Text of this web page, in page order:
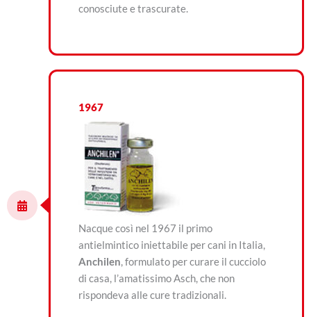
conosciute e trascurate.
1967
Nacque così nel 1967 il primo
antielmintico iniettabile per cani in Italia,
Anchilen, formulato per curare il cucciolo
di casa, l’amatissimo Asch, che non
rispondeva alle cure tradizionali.